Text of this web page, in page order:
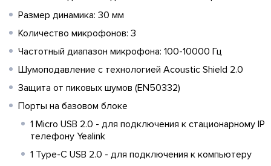
Размер динамика: 30 мм
Количество микрофонов: 3
Частотный диапазон микрофона: 100-10000 Гц
Шумоподавление с технологией Acoustic Shield 2.0
Защита от пиковых шумов (EN50332)
Порты на базовом блоке
1 Micro USB 2.0 - для подключения к стационарному IP
телефону Yealink
1 Type-C USB 2.0 - для подключения к компьютеру